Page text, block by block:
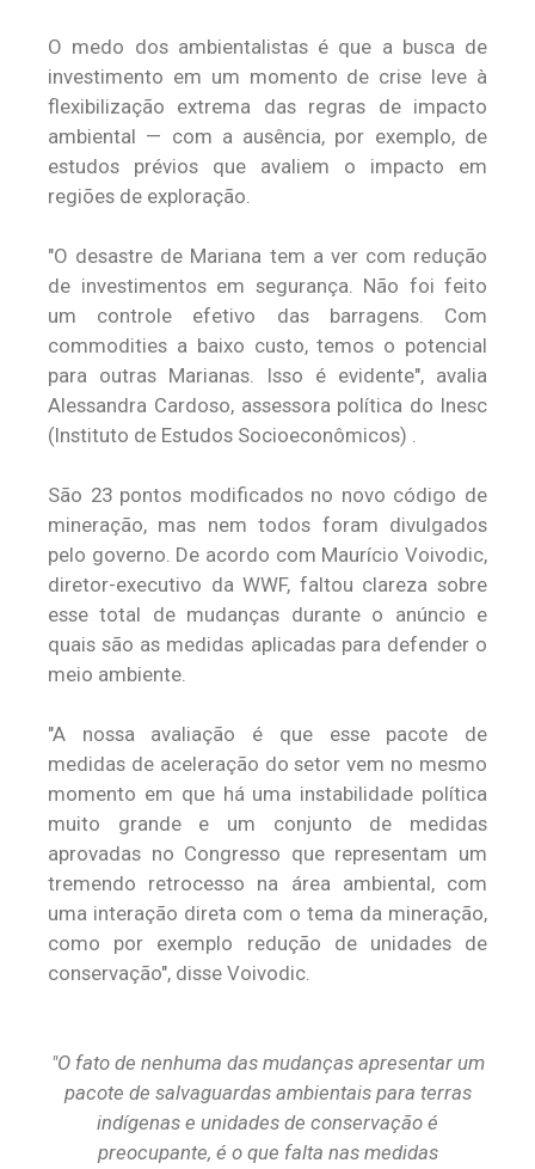
O medo dos ambientalistas é que a busca de
investimento em um momento de crise leve à
flexibilização extrema das regras de impacto
ambiental — com a ausência, por exemplo, de
estudos prévios que avaliem o impacto em
regiões de exploração.
"O desastre de Mariana tem a ver com redução
de investimentos em segurança. Não foi feito
um controle efetivo das barragens. Com
commodities a baixo custo, temos o potencial
para outras Marianas. Isso é evidente", avalia
Alessandra Cardoso, assessora política do Inesc
(Instituto de Estudos Socioeconômicos) .
São 23 pontos modificados no novo código de
mineração, mas nem todos foram divulgados
pelo governo. De acordo com Maurício Voivodic,
diretor-executivo da WWF, faltou clareza sobre
esse total de mudanças durante o anúncio e
quais são as medidas aplicadas para defender o
meio ambiente.
"A nossa avaliação é que esse pacote de
medidas de aceleração do setor vem no mesmo
momento em que há uma instabilidade política
muito grande e um conjunto de medidas
aprovadas no Congresso que representam um
tremendo retrocesso na área ambiental, com
uma interação direta com o tema da mineração,
como por exemplo redução de unidades de
conservação", disse Voivodic.
"O fato de nenhuma das mudanças apresentar um
pacote de salvaguardas ambientais para terras
indígenas e unidades de conservação é
preocupante, é o que falta nas medidas